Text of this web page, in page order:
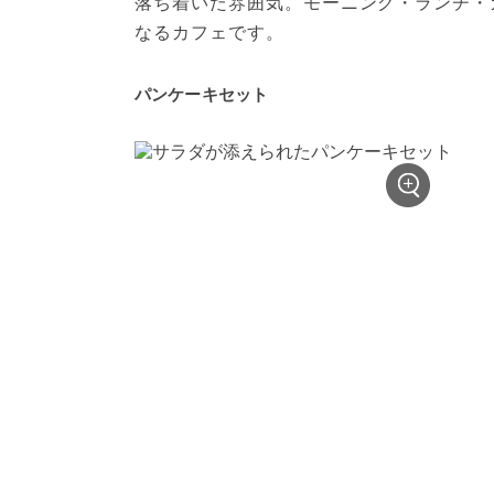
なるカフェです。
パンケーキセット